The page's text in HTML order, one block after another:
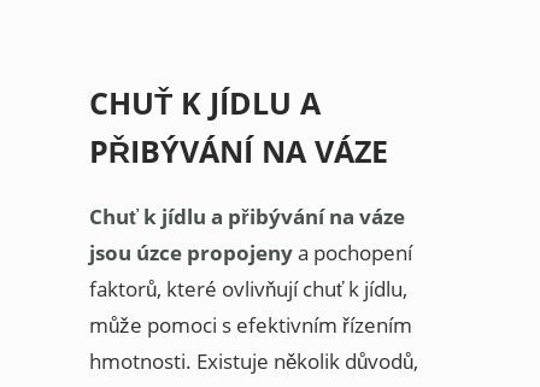
CHUŤ K JÍDLU A
PŘIBÝVÁNÍ NA VÁZE
Chuť k jídlu a přibývání na váze
jsou úzce propojenya pochopení
faktorů, které ovlivňují chuť k jídlu,
může pomoci s efektivním řízením
hmotnosti. Existuje několik důvodů,